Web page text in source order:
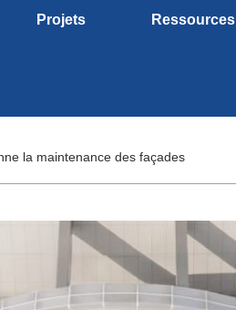
Projets Ressources
la maintenance des façades